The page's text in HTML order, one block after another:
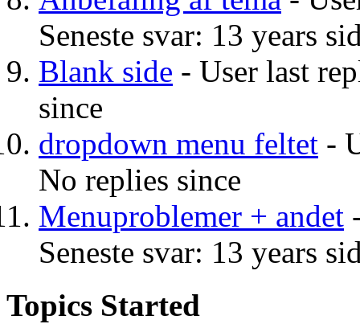
Seneste svar: 13 years
Blank side - User last
since
dropdown menu feltet -
No replies since
Menuproblemer + andet
Seneste svar: 13 years
Topics Started